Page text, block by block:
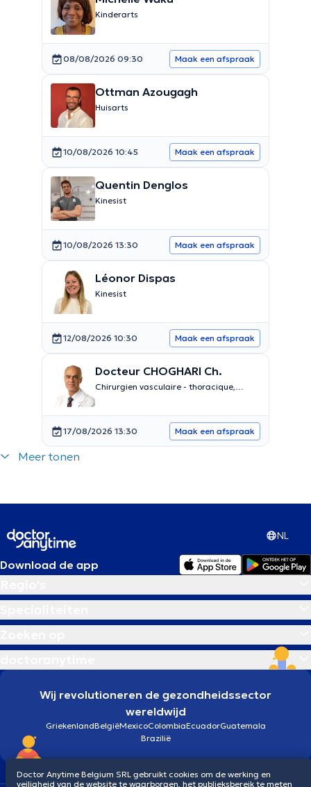
Kinderarts
08/08/2026 09:30 Maak een afspraak
Ottman Azougagh
Huisarts
10/08/2026 10:45 Maak een afspraak
Quentin Denglos
Kinesist
10/08/2026 13:30 Maak een afspraak
Léonor Dispas
Kinesist
12/08/2026 10:30 Maak een afspraak
Docteur CHOGHARI Ch.
Chirurgien vasculaire - thoracique,
17/08/2026 13:30 Maak een afspraak
Meer tonen
NL
Download de app
Wij revolutioneren de gezondheidssector
wereldwijd
GriekenlandBelgiëMexicoColombiaEcuadorGuatemala
Brazilië
Doctor Anytime Belgium SRL gebruikt cookies om de werking en
veiligheid van de website te waarborgen, het publieksbereik te meten